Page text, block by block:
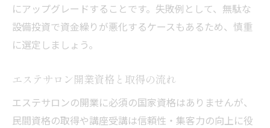
にアップグレードすることです。失敗例として、無駄な
設備投資で資金繰りが悪化するケースもあるため、慎重
に選定しましょう。
エステサロン開業資格と取得の流れ
エステサロンの開業に必須の国家資格はありませんが、
民間資格の取得や講座受講は信頼性・集客力の向上に役